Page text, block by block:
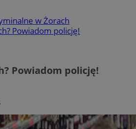
w Żorach
Powiadom policję!
Powiadom policję!